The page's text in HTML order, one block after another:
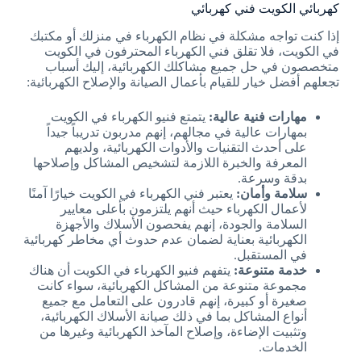
كهربائي الكويت فني كهربائي
إذا كنت تواجه مشكلة في نظام الكهرباء في منزلك أو مكتبك
في الكويت، فلا تقلق فني الكهرباء المحترفون في الكويت
متخصصون في حل جميع مشاكلك الكهربائية، إليك أسباب
تجعلهم أفضل خيار للقيام بأعمال الصيانة والإصلاح الكهربائية:
مهارات فنية عالية: يتمتع فنيو الكهرباء في الكويت
بمهارات عالية في مجالهم، إنهم مدربون تدريباً جيداً
على أحدث التقنيات والأدوات الكهربائية، ولديهم
المعرفة والخبرة اللازمة لتشخيص المشاكل وإصلاحها
بدقة وسرعة.
سلامة وأمان: يعتبر فني الكهرباء في الكويت خيارًا آمنًا
لأعمال الكهرباء حيث أنهم يلتزمون بأعلى معايير
السلامة والجودة، إنهم يفحصون الأسلاك والأجهزة
الكهربائية بعناية لضمان عدم حدوث أي مخاطر كهربائية
في المستقبل.
خدمة متنوعة: يتفهم فنيو الكهرباء في الكويت أن هناك
مجموعة متنوعة من المشاكل الكهربائية، سواء كانت
صغيرة أو كبيرة، إنهم قادرون على التعامل مع جميع
أنواع المشاكل بما في ذلك صيانة الأسلاك الكهربائية،
وتثبيت الإضاءة، وإصلاح المآخذ الكهربائية وغيرها من
الخدمات.